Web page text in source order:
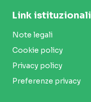
Link istituzionali
Note legali
Cookie policy
Privacy policy
Preferenze privacy